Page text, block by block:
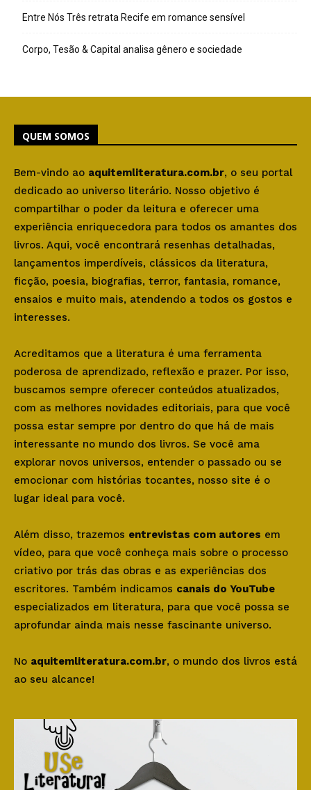
Entre Nós Três retrata Recife em romance sensível
Corpo, Tesão & Capital analisa gênero e sociedade
QUEM SOMOS
Bem-vindo ao aquitemliteratura.com.br, o seu portal
dedicado ao universo literário. Nosso objetivo é
compartilhar o poder da leitura e oferecer uma
experiência enriquecedora para todos os amantes dos
livros. Aqui, você encontrará resenhas detalhadas,
lançamentos imperdíveis, clássicos da literatura,
ficção, poesia, biografias, terror, fantasia, romance,
ensaios e muito mais, atendendo a todos os gostos e
interesses.
Acreditamos que a literatura é uma ferramenta
poderosa de aprendizado, reflexão e prazer. Por isso,
buscamos sempre oferecer conteúdos atualizados,
com as melhores novidades editoriais, para que você
possa estar sempre por dentro do que há de mais
interessante no mundo dos livros. Se você ama
explorar novos universos, entender o passado ou se
emocionar com histórias tocantes, nosso site é o
lugar ideal para você.
Além disso, trazemos entrevistas com autores em
vídeo, para que você conheça mais sobre o processo
criativo por trás das obras e as experiências dos
escritores. Também indicamos canais do YouTube
especializados em literatura, para que você possa se
aprofundar ainda mais nesse fascinante universo.
No aquitemliteratura.com.br, o mundo dos livros está
ao seu alcance!